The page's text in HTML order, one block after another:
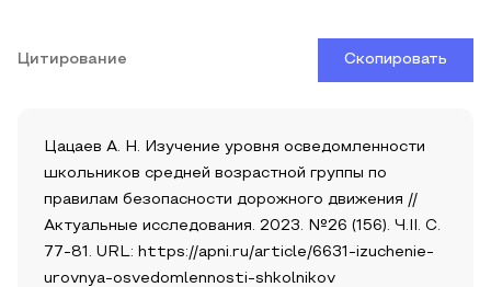
Цитирование Скопировать
Цацаев А. Н. Изучение уровня осведомленности
школьников средней возрастной группы по
правилам безопасности дорожного движения //
Актуальные исследования. 2023. №26 (156). Ч.II. С.
77-81. URL: https://apni.ru/article/6631-izuchenie-
urovnya-osvedomlennosti-shkolnikov